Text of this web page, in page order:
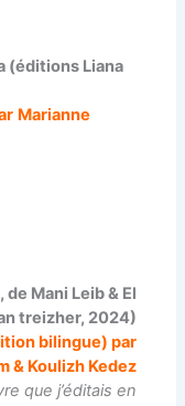
(éditions Liana
Marianne
, de Mani Leib & El
treizher, 2024)
bilingue) par
& Koulizh Kedez
que j’éditais en